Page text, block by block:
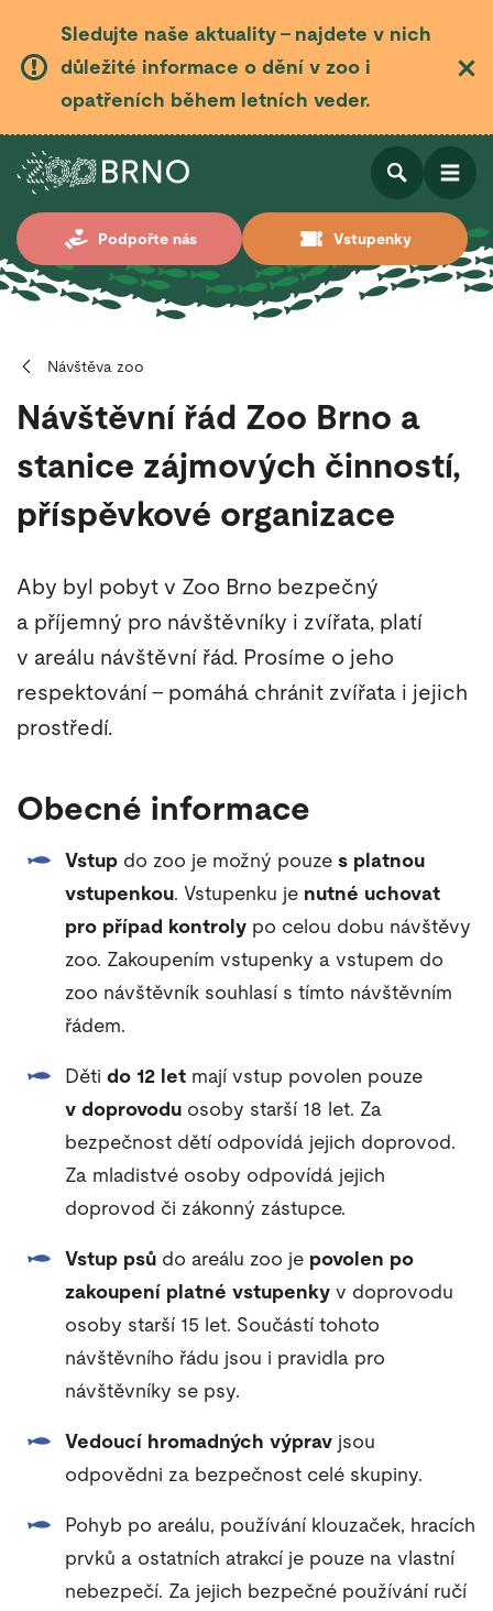
Sledujte naše aktuality – najdete v nich
důležité informace o dění v zoo i
opatřeních během letních veder.
Podpořte nás Vstupenky
Otevřít
Otevřít
Návštěva zoo
Návštěvní řád Zoo Brno a
stanice zájmových činností,
příspěvkové organizace
Aby byl pobyt v Zoo Brno bezpečný
a příjemný pro návštěvníky i zvířata, platí
v areálu návštěvní řád. Prosíme o jeho
respektování – pomáhá chránit zvířata i jejich
prostředí.
Obecné informace
Vstup do zoo je možný pouze s platnou
vstupenkou. Vstupenku je nutné uchovat
pro případ kontroly po celou dobu návštěvy
zoo. Zakoupením vstupenky a vstupem do
zoo návštěvník souhlasí s tímto návštěvním
řádem.
Děti do 12 let mají vstup povolen pouze
v doprovodu osoby starší 18 let. Za
bezpečnost dětí odpovídá jejich doprovod.
Za mladistvé osoby odpovídá jejich
doprovod či zákonný zástupce.
Vstup psů do areálu zoo je povolen po
zakoupení platné vstupenky v doprovodu
osoby starší 15 let. Součástí tohoto
návštěvního řádu jsou i pravidla pro
návštěvníky se psy.
Vedoucí hromadných výprav jsou
odpovědni za bezpečnost celé skupiny.
Pohyb po areálu, používání klouzaček, hracích
prvků a ostatních atrakcí je pouze na vlastní
nebezpečí. Za jejich bezpečné používání ručí